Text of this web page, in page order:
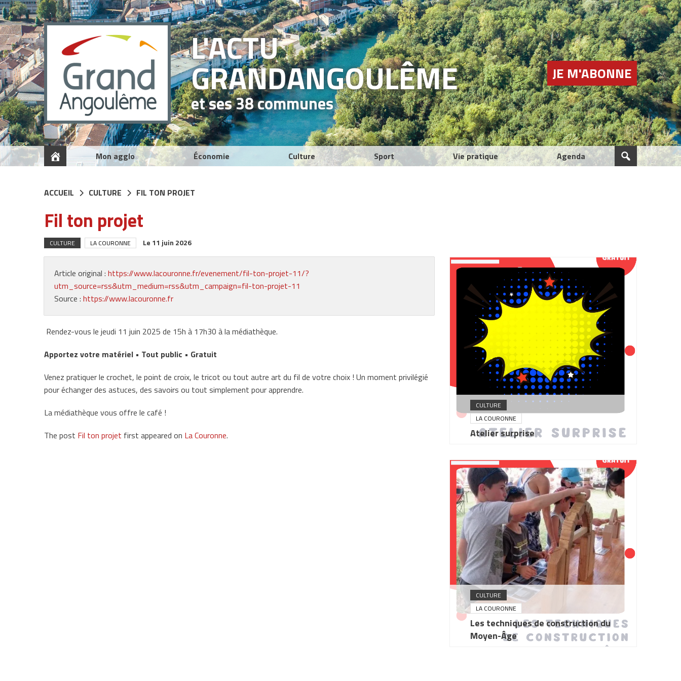
L'ACTU
GRANDANGOULÊME
et ses 38 communes
JE M'ABONNE
Mon agglo Économie Culture Sport Vie pratique Agenda
ACCUEIL CULTURE FIL TON PROJET
Fil ton projet
CULTURE LA COURONNE Le 11 juin 2026
Article original : https://www.lacouronne.fr/evenement/fil-ton-projet-11/?
utm_source=rss&utm_medium=rss&utm_campaign=fil-ton-projet-11
Source : https://www.lacouronne.fr
Rendez-vous le jeudi 11 juin 2025 de 15h à 17h30 à la médiathèque.
Apportez votre matériel • Tout public • Gratuit
Venez pratiquer le crochet, le point de croix, le tricot ou tout autre art du fil de votre choix ! Un moment privilégié
pour échanger des astuces, des savoirs ou tout simplement pour apprendre.
La médiathèque vous offre le café !
The post Fil ton projet first appeared on La Couronne.
CULTURE
LA COURONNE
Atelier surprise
CULTURE
LA COURONNE
Les techniques de construction du
Moyen-Âge
Panneau de gestion des cookies